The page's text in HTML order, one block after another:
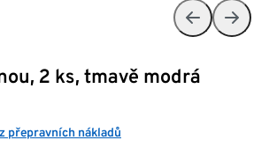
2 ks, tmavě modrá
přepravních nákladů